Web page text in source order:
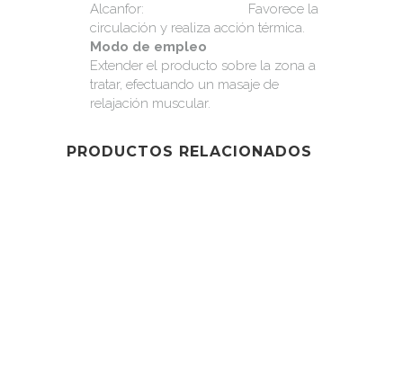
Alcanfor: Favorece la
circulación y realiza acción térmica.
Modo de empleo
Extender el producto sobre la zona a
tratar, efectuando un masaje de
relajación muscular.
PRODUCTOS RELACIONADOS